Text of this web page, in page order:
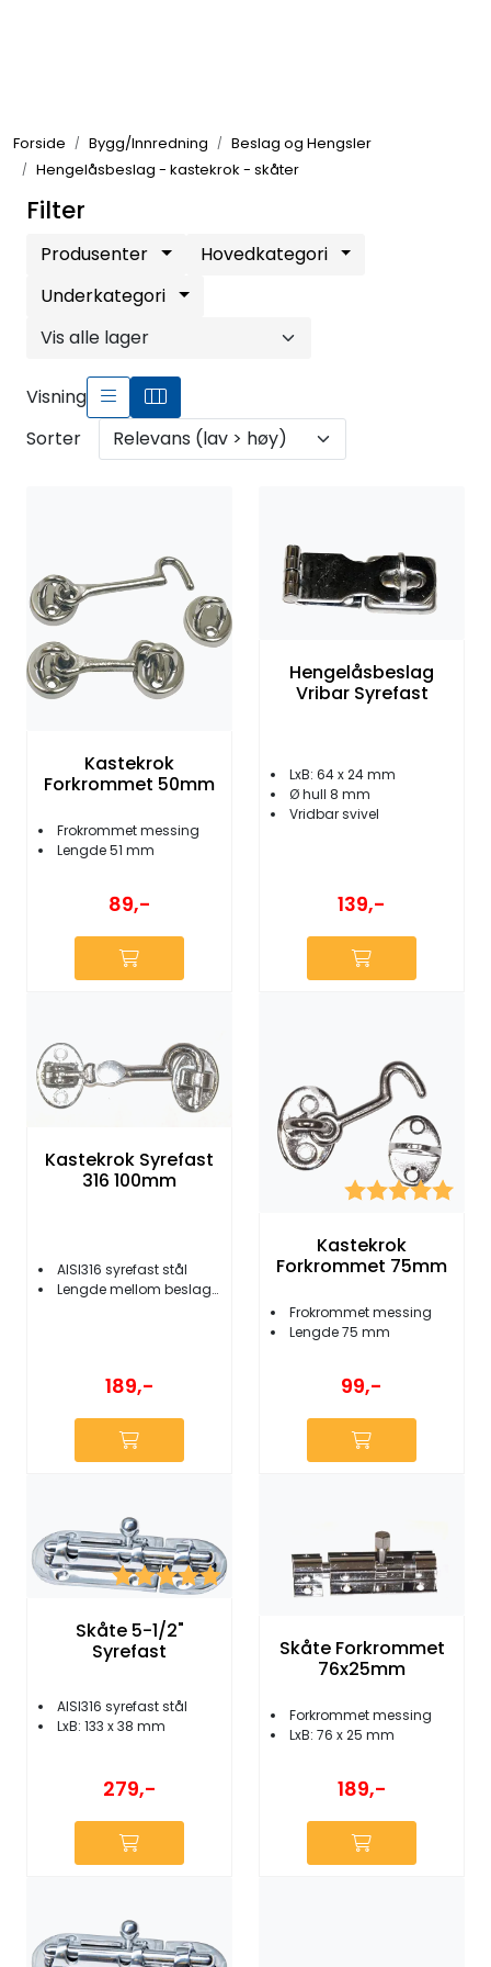
Forside Bygg/Innredning
Beslag og Hengsler
Hengelåsbeslag - kastekrok - skåter
Filter
Produsenter
Hovedkategori
Underkategori
Visning
Sorter
Kastekrok
Forkrommet 50mm
Frokrommet messing
Lengde 51 mm
89,-
Hengelåsbeslag
Vribar Syrefast
LxB: 64 x 24 mm
Ø hull 8 mm
Vridbar svivel
139,-
Kastekrok Syrefast
316 100mm
AISI316 syrefast stål
Lengde mellom beslag: 100 mm
189,-
Karakter:
Kastekrok
Forkrommet 75mm
Frokrommet messing
Lengde 75 mm
99,-
Karakter: 5.0 av 5 mulige
Skåte 5-1/2"
Syrefast
AISI316 syrefast stål
LxB: 133 x 38 mm
279,-
Skåte Forkrommet
76x25mm
Forkrommet messing
LxB: 76 x 25 mm
189,-
Elektrisk
Bygg/Innredning
Komfort
Motor/Styring
Fritid/Sikkerhet
Båtpleie/Opplag
Seil
Outlet
Kampanje